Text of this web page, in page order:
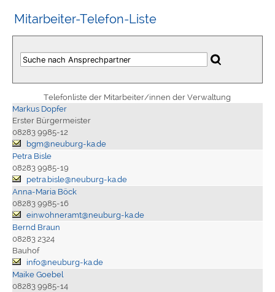
Mitarbeiter-Telefon-Liste
Telefonliste der Mitarbeiter/innen der Verwaltung
Markus Dopfer
Erster Bürgermeister
08283 9985-12
bgm@neuburg-ka.de
Petra Bisle
08283 9985-19
petra.bisle@neuburg-ka.de
Anna-Maria Böck
08283 9985-16
einwohneramt@neuburg-ka.de
Bernd Braun
08283 2324
Bauhof
info@neuburg-ka.de
Maike Goebel
08283 9985-14